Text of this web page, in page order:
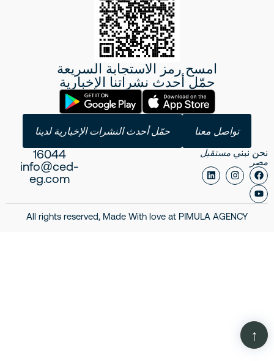
امسح رمز الاستجابة السريعة
حمّل أحدث نشراتنا الإخبارية
تواصل معنا حمّل أحدث النشرات الإخبارية لدينا
نحن نبني مستقبل
مصر
16044
info@ced-
eg.com
All rights reserved, Made With love at PIMULA AGENCY